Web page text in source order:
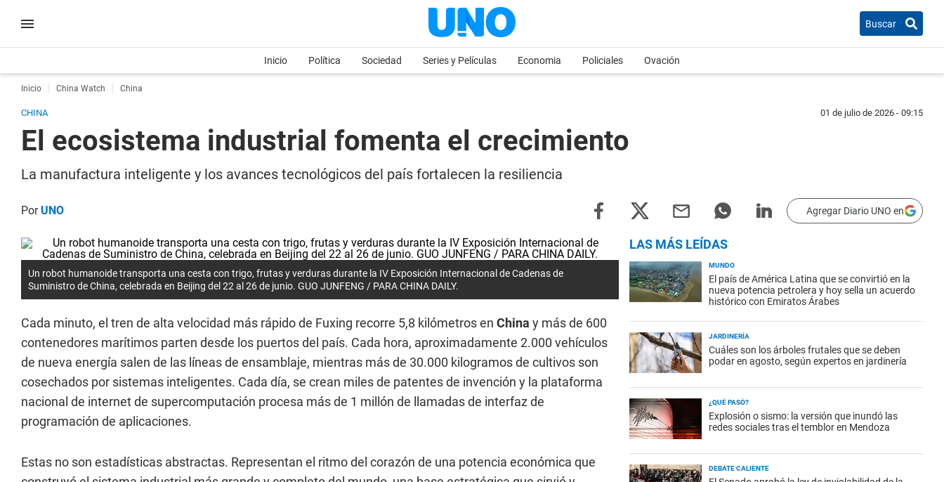
Buscar
Inicio Política Sociedad Series y Películas Economia Policiales Ovación
Inicio China Watch China
CHINA 01 de julio de 2026 - 09:15
El ecosistema industrial fomenta el crecimiento
La manufactura inteligente y los avances tecnológicos del país fortalecen la resiliencia
PorUNO Agregar Diario UNO en
Un robot humanoide transporta una cesta con trigo, frutas y verduras durante la IV Exposición Internacional de Cadenas de
Suministro de China, celebrada en Beijing del 22 al 26 de junio. GUO JUNFENG / PARA CHINA DAILY.
Cada minuto, el tren de alta velocidad más rápido de Fuxing recorre 5,8 kilómetros en China y más de 600
contenedores marítimos parten desde los puertos del país. Cada hora, aproximadamente 2.000 vehículos
de nueva energía salen de las líneas de ensamblaje, mientras más de 30.000 kilogramos de cultivos son
cosechados por sistemas inteligentes. Cada día, se crean miles de patentes de invención y la plataforma
nacional de internet de supercomputación procesa más de 1 millón de llamadas de interfaz de
programación de aplicaciones.
Estas no son estadísticas abstractas. Representan el ritmo del corazón de una potencia económica que
LAS MÁS LEÍDAS
MUNDO
El país de América Latina que se convirtió en la
nueva potencia petrolera y hoy sella un acuerdo
histórico con Emiratos Árabes
JARDINERÍA
Cuáles son los árboles frutales que se deben
podar en agosto, según expertos en jardinería
¿QUÉ PASÓ?
Explosión o sismo: la versión que inundó las
redes sociales tras el temblor en Mendoza
DEBATE CALIENTE